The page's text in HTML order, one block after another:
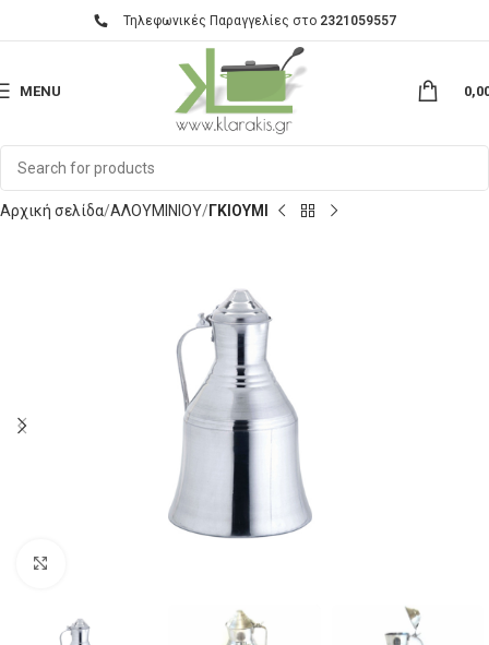
Τηλεφωνικές Παραγγελίες στο 2321059557
MENU
Αρχική σελίδα ΑΛΟΥΜΙΝΙΟΥ ΓΚΙΟΥΜΙ